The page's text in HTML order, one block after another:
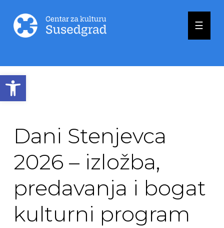
Open toolbar
☰
Dani Stenjevca
2026 – izložba,
predavanja i bogat
kulturni program